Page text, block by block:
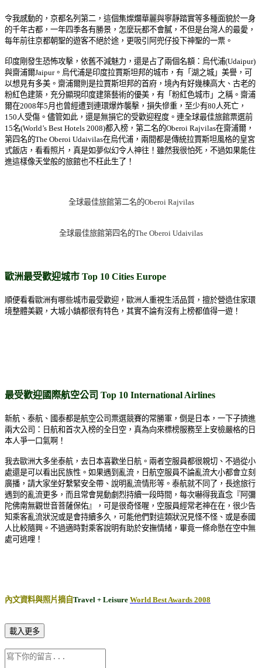
令我感動的，京都名列第二，這個集燦爛華麗與寧靜踏實等多種面貌於一身
的千年古都，一年四季各有勝景，怎麼玩都不會膩，不但是台灣人的最愛，
每年前往京都朝聖的遊客不絕於途，更吸引阿兜仔投下神聖的一票。
印度剛發生恐怖攻擊，依舊不減魅力，還是占了兩個名額：烏代浦(Udaipur)
與齋浦爾Jaipur。烏代浦是印度拉賈斯坦邦的城市，有「湖之城」美譽，可
以想見有多美。齋浦爾則是拉賈斯坦邦的首府，境內有好幾棟高大、古老的
粉紅色建築，充分顯現印度建築藝術的優美，有「粉紅色城市」之稱。 齋浦
爾在2008年5月也曾經遭到連環爆炸襲擊，損失慘重，至少有80人死亡，
150人受傷。 儘管如此，還是無損它的受歡迎程度。連全球最佳旅館票選前
15名(World’s Best Hotels 2008)都入榜，第二名的Oberoi Rajvilas在齋浦爾，
第四名的The Oberoi Udaivilas在烏代浦， 兩間都是傳統拉賈斯坦風格的皇宮
式飯店，看看照片，真是如夢似幻令人神往！雖然我很怕死，不過如果能住
進這樣像天堂般的旅館也不枉此生了！
全球最佳旅館第二名的Oberoi Rajvilas
全球最佳旅館第四名的The Oberoi Udaivilas
歐洲最受歡迎城市 Top 10 Cities Europe
順便看看歐洲有哪些城市最受歡迎，歐洲人重視生活品質，擅於營造住家環
境整體美觀，大城小鎮都很有特色，其實不論有沒有上榜都值得一遊！
最受歡迎國際航空公司 Top 10 International Airlines
新航、泰航、國泰都是航空公司票選競賽的常勝軍，倒是日本，一下子擠進
兩大公司：日航和首次入榜的全日空，真為向來標榜服務至上安檢嚴格的日
本人爭一口氣啊！
我去歐洲大多坐泰航，去日本喜歡坐日航。兩者空服員都很親切、不過從小
處還是可以看出民族性。如果遇到亂流，日航空服員不論亂流大小都會立刻
廣播，請大家坐好繫緊安全帶、說明亂流情形等。泰航就不同了，長途旅行
遇到的亂流更多，而且常會晃動劇烈持續一段時間，每次嚇得我直念『阿彌
陀佛南無觀世音菩薩保佑』，可是很奇怪喔，空服員經常老神在在，很少告
知乘客亂流狀況或是會持續多久，可能他們對這類狀況見怪不怪、或是泰國
人比較隨興。不過適時對乘客說明有助於安撫情緒，畢竟一條命懸在空中無
處可逃哩！
內文資料與照片摘自Travel + Leisure World Best Awards 2008
載入更多